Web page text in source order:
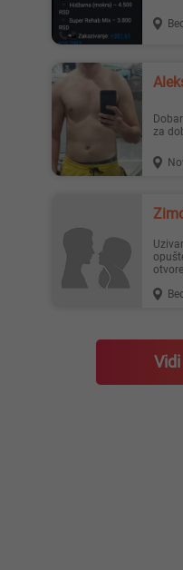
Dobar i jak sex Trazim devojku/damu
za
Uzivanje Tražimo žensku osobu za